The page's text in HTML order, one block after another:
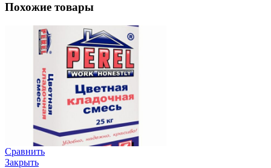
Похожие товары
Сравнить
Закрыть